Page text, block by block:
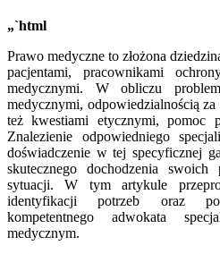
„`html
Prawo medyczne to złożona
pacjentami, pracownikami
medycznymi. W obliczu
medycznymi, odpowiedzialnością
też kwestiami etycznymi, pomoc
Znalezienie odpowiedniego
doświadczenie w tej specyficznej
skutecznego dochodzenia
sytuacji. W tym artykule
identyfikacji potrzeb oraz
kompetentnego adwokata
medycznym.